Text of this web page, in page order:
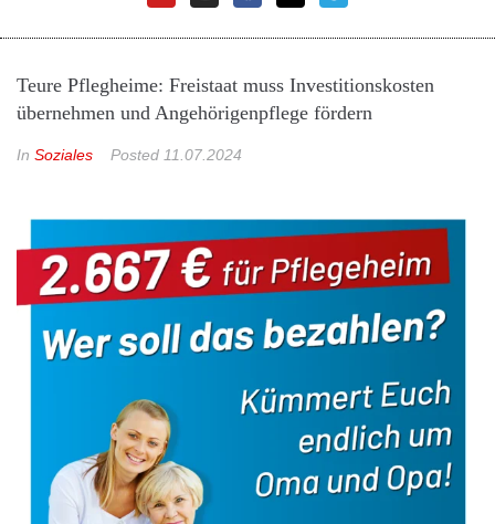
Teure Pflegheime: Freistaat muss Investitionskosten
übernehmen und Angehörigenpflege fördern
In Soziales Posted 11.07.2024